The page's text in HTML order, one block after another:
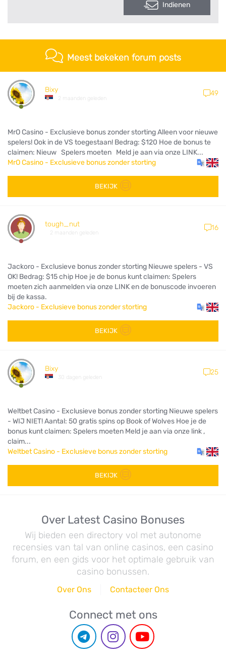
Indienen
Meest bekeken forum posts
Bixy
2 maanden geleden
49
MrO Casino - Exclusieve bonus zonder storting Alleen voor nieuwe
spelers! Ook in de VS toegestaan! Bedrag: $120 Hoe de bonus te
claimen: Nieuw Spelers moeten Meld je aan via onze LINK...
MrO Casino - Exclusieve bonus zonder storting
BEKIJK
tough_nut
2 maanden geleden
16
Jackoro - Exclusieve bonus zonder storting Nieuwe spelers - VS
OK! Bedrag: $15 chip Hoe je de bonus kunt claimen: Spelers
moeten zich aanmelden via onze LINK en de bonuscode invoeren
bij de kassa.
Jackoro - Exclusieve bonus zonder storting
BEKIJK
Bixy
30 dagen geleden
25
Weltbet Casino - Exclusieve bonus zonder storting Nieuwe spelers
- WIJ NIET! Aantal: 50 gratis spins op Book of Wolves Hoe je de
bonus kunt claimen: Spelers moeten Meld je aan via onze link ,
claim...
Weltbet Casino - Exclusieve bonus zonder storting
BEKIJK
Over Latest Casino Bonuses
Wij bieden een directory vol met autonome
recensies van tal van online casinos, een casino
forum, en een gids voor het optimale gebruik van
casino bonussen.
Over Ons Contacteer Ons
Connect met ons